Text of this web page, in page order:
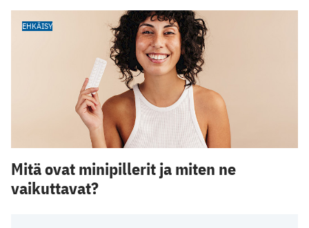
EHKÄISY
Mitä ovat minipillerit ja miten ne
vaikuttavat?